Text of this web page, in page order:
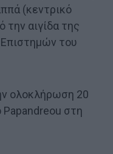
(κεντρικό
την αιγίδα της
Επιστημών του
ολοκλήρωση 20
Papandreou στη